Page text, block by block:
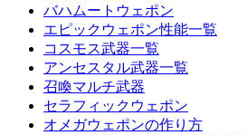
バハムートウェポン
エピックウェポン性能一覧
コスモス武器一覧
アンセスタル武器一覧
召喚マルチ武器
セラフィックウェポン
オメガウェポンの作り方